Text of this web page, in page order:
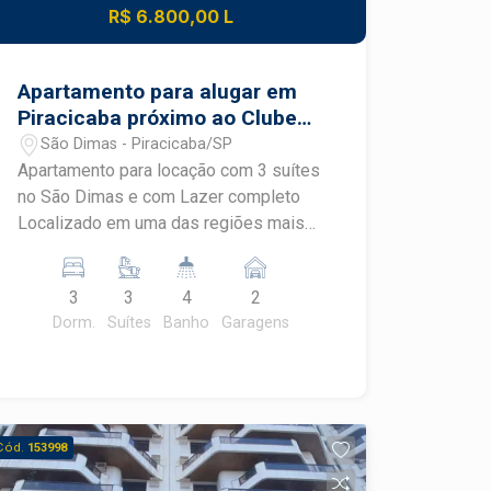
R$ 6.800,00 L
Apartamento para alugar em
Piracicaba próximo ao Clube
de Campo
São Dimas - Piracicaba/SP
Apartamento para locação com 3 suítes
no São Dimas e com Lazer completo
Localizado em uma das regiões mais
excelente apartamento no bairro São
Dimas oferece conforto, privacidade e
uma infraestrutura completa para sua
A área social conta com amplo living
para dois ambientes, varanda gourmet
fechada em blindex e com
3
Dorm.
3
Suítes
4
Banho
2
Garagens
153998